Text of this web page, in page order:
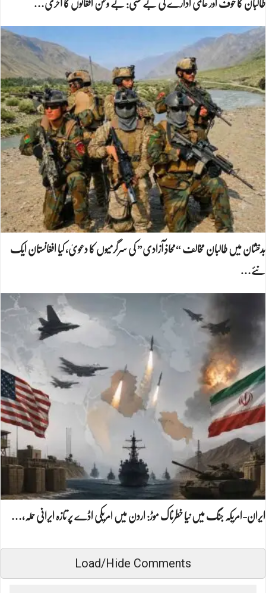
طالبان کا خوف اور عالمی ادارے کی بے حسی: بے وطن افغانوں کا آخری…
بدخشان میں طالبان مخالف “محاذِ آزادی” کی سرگرمیوں کا دعویٰ، کیا افغانستان ایک
نئے…
ایران-امریکہ جنگ میں نیا خطرناک موڑ: اردن میں امریکی اڈے پر تازہ ایرانی حملہ،…
Load/Hide Comments